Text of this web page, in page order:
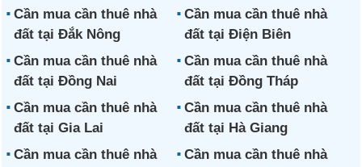
Cần mua cần thuê nhà
đất tại Đắk Nông
Cần mua cần thuê nhà
đất tại Điện Biên
Cần mua cần thuê nhà
đất tại Đồng Nai
Cần mua cần thuê nhà
đất tại Đồng Tháp
Cần mua cần thuê nhà
đất tại Gia Lai
Cần mua cần thuê nhà
đất tại Hà Giang
Cần mua cần thuê nhà
Cần mua cần thuê nhà